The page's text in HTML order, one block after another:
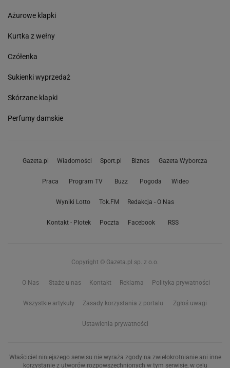
Ażurowe klapki
Kurtka z wełny
Czółenka
Sukienki wyprzedaż
Skórzane klapki
Perfumy damskie
Gazeta.pl Wiadomości Sport.pl Biznes Gazeta Wyborcza
Praca Program TV Buzz Pogoda Wideo
Wyniki Lotto Tok.FM Redakcja - O Nas
Kontakt - Plotek Poczta Facebook RSS
Copyright © Gazeta.pl sp. z o.o.
O Nas Staże u nas Kontakt Reklama Polityka prywatności
Wszystkie artykuły Zasady korzystania z portalu Zgłoś uwagi
Ustawienia prywatności
Właściciel niniejszego serwisu nie wyraża zgody na zwielokrotnianie ani inne
korzystanie z utworów rozpowszechnionych w tym serwisie, w celu